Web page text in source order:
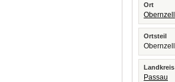
Ort
Obernzell
Ortsteil
Obernzell
Landkreis
Passau